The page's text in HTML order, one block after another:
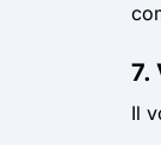
7.
Il